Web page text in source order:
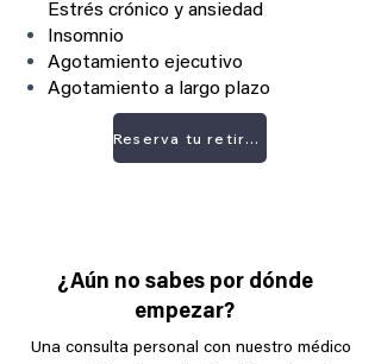
Estrés crónico y ansiedad
Insomnio
Agotamiento ejecutivo
Agotamiento a largo plazo
Reserva tu retiro ahora
¿Aún no sabes por dónde
empezar?
Una consulta personal con nuestro médico